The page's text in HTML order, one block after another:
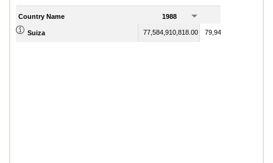
Country Name 1988
Suiza 77,584,910,818.00 79,941,623,241.00